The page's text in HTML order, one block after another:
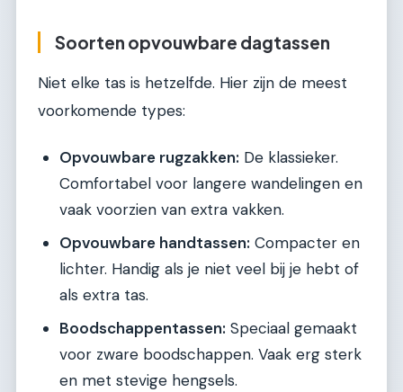
Soorten opvouwbare dagtassen
Niet elke tas is hetzelfde. Hier zijn de meest
voorkomende types:
Opvouwbare rugzakken: De klassieker.
Comfortabel voor langere wandelingen en
vaak voorzien van extra vakken.
Opvouwbare handtassen: Compacter en
lichter. Handig als je niet veel bij je hebt of
als extra tas.
Boodschappentassen: Speciaal gemaakt
voor zware boodschappen. Vaak erg sterk
en met stevige hengsels.